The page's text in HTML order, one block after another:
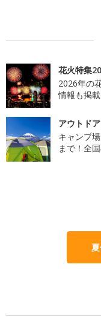
花火特集
2026年の
情報も掲載
アウトド
キャンプ
まで！全